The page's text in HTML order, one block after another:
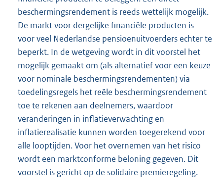
beschermingsrendement is reeds wettelijk mogelijk.
De markt voor dergelijke financiële producten is
voor veel Nederlandse pensioenuitvoerders echter te
beperkt. In de wetgeving wordt in dit voorstel het
mogelijk gemaakt om (als alternatief voor een keuze
voor nominale beschermingsrendementen) via
toedelingsregels het reële beschermingsrendement
toe te rekenen aan deelnemers, waardoor
veranderingen in inflatieverwachting en
inflatierealisatie kunnen worden toegerekend voor
alle looptijden. Voor het overnemen van het risico
wordt een marktconforme beloning gegeven. Dit
voorstel is gericht op de solidaire premieregeling.